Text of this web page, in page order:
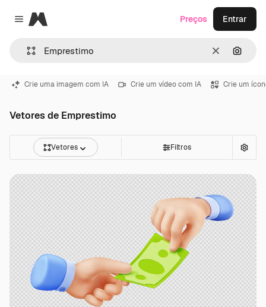
Close menu
Magnific
Limpar
Preços Entrar
Crie uma imagem com IA Crie um vídeo com IA Crie um
Vetores de Emprestimo
Vetores Filtros